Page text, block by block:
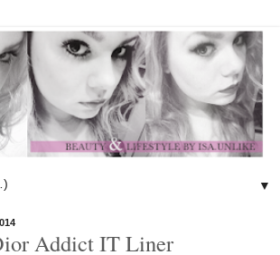
▼
Addict IT Liner